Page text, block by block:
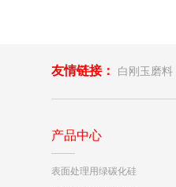
友情链接： 白刚玉磨料
产品中心
表面处理用绿碳化硅